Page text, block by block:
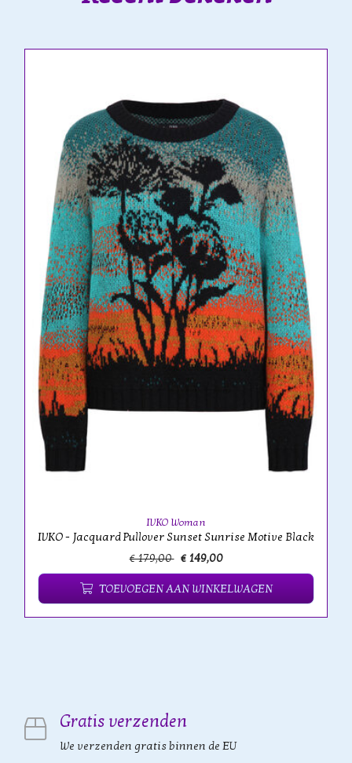
IVKO Woman
IVKO - Jacquard Pullover Sunset Sunrise Motive Black
€ 179,00 € 149,00
TOEVOEGEN AAN WINKELWAGEN
Gratis verzenden
We verzenden gratis binnen de EU